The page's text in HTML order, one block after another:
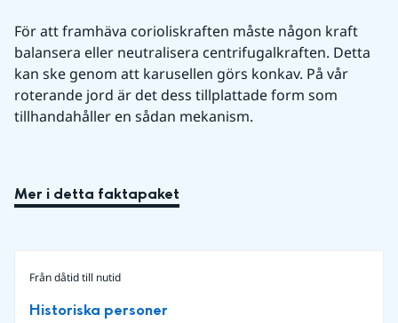
För att framhäva corioliskraften måste någon kraft
balansera eller neutralisera centrifugalkraften. Detta
kan ske genom att karusellen görs konkav. På vår
roterande jord är det dess tillplattade form som
tillhandahåller en sådan mekanism.
Mer i detta faktapaket
Från dåtid till nutid
Historiska personer